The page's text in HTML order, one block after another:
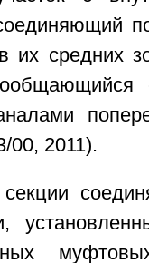
их средних
00, 2011).